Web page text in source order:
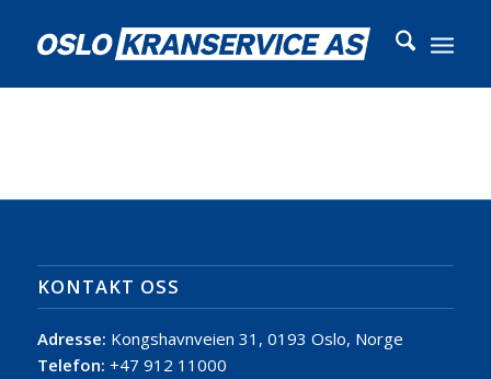
KONTAKT OSS
Adresse: Kongshavnveien 31, 0193 Oslo, Norge
Telefon: +47 912 11000